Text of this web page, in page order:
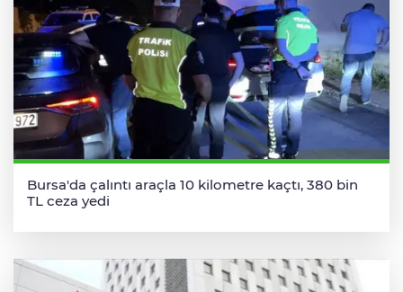
Bursa'da çalıntı araçla 10 kilometre kaçtı, 380 bin
TL ceza yedi